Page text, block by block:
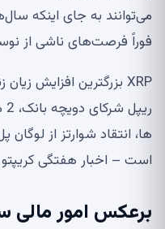
می‌توانند به جای اینکه
فوراً فرصت‌های ناشی از
ها، انتقاد شوارتز از
است – اخبار هفتگی کریپتو
برعکس امور مالی